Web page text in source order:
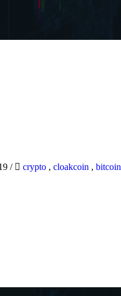
/ crypto , cloakcoin , bitcoin